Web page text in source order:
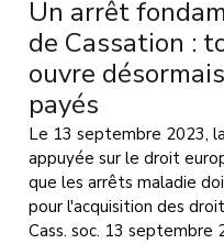
Un arrêt
de Cassation :
ouvre
payés
Le 13 septembre 2023,
appuyée sur le droit
que les arrêts maladie
pour l'acquisition des
Cass. soc. 13 septembre